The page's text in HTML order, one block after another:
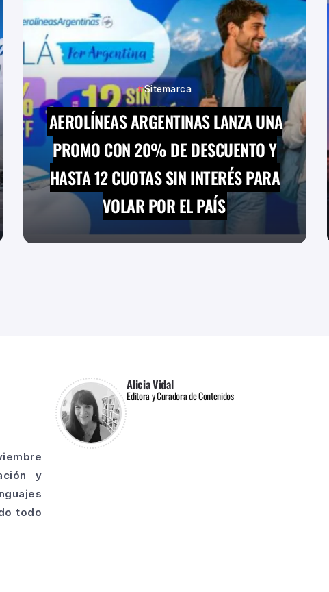
Sitemarca
AEROLÍNEAS ARGENTINAS LANZA UNA
PROMO CON 20% DE DESCUENTO Y
HASTA 12 CUOTAS SIN INTERÉS PARA
VOLAR POR EL PAÍS
y
todo
Alicia Vidal
Editora y Curadora de Contenidos